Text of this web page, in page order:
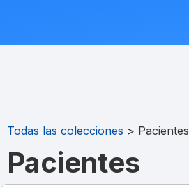
Todas las colecciones > Pacientes
Pacientes